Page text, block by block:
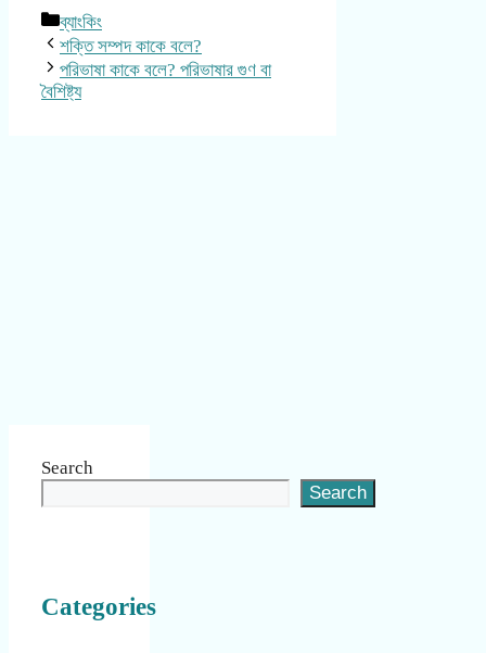
Categories
ব্যাংকিং
শক্তি সম্পদ কাকে বলে?
পরিভাষা কাকে বলে? পরিভাষার গুণ বা
বৈশিষ্ট্য
Search
Search
Categories